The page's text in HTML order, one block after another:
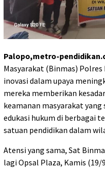
Palopo,metro-
Masyarakat (Binmas)
inovasi dalam upaya
mereka memberikan
keamanan masyarakat
edukasi hukum di berbagai
satuan pendidikan dalam
Atensi yang sama, Sat
lagi Opsal Plaza, Kamis